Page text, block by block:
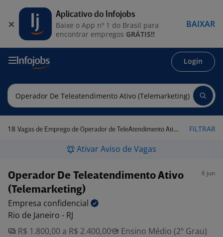
Login
18 Vagas de Emprego de Operador de TeleAtendimento Ativo (Telemarketing) em Rio de Janeiro - RJ FILTRAR
Ativar Aviso de Vagas
Operador De Teleatendimento Ativo
(Telemarketing)
6 jun
Empresa confidencial
Rio de Janeiro - RJ
R$ 1.800,00 a R$ 2.400,00
Ensino Médio (2º Grau)
Aplicativo do Infojobs
Baixe o App nº 1 do Brasil para
encontrar empregos GRÁTIS!!
BAIXAR